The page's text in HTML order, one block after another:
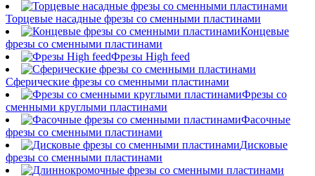
Торцевые насадные фрезы со сменными пластинами
Концевые
фрезы со сменными пластинами
Фрезы High feed
Сферические фрезы со сменными пластинами
Фрезы со
сменными круглыми пластинами
Фасочные
фрезы со сменными пластинами
Дисковые
фрезы со сменными пластинами